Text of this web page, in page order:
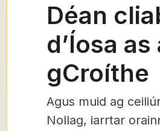
Déan
d’Íosa as
gCroíthe
Agus muid ag
Nollag, iarrtar